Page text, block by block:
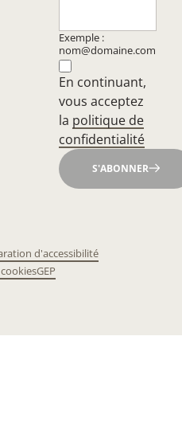
Exemple :
nom@domaine.com
En continuant,
vous acceptez
la politique de
confidentialité
S'ABONNER
d'accessibilité
GEP